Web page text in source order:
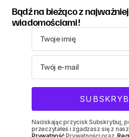
Bądź na bieżąco z
wiadomościami!
Naciskając przycisk Subskrybuj,
przeczytałeś i zgadzasz się z